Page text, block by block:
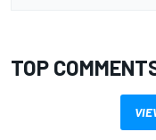
TOP